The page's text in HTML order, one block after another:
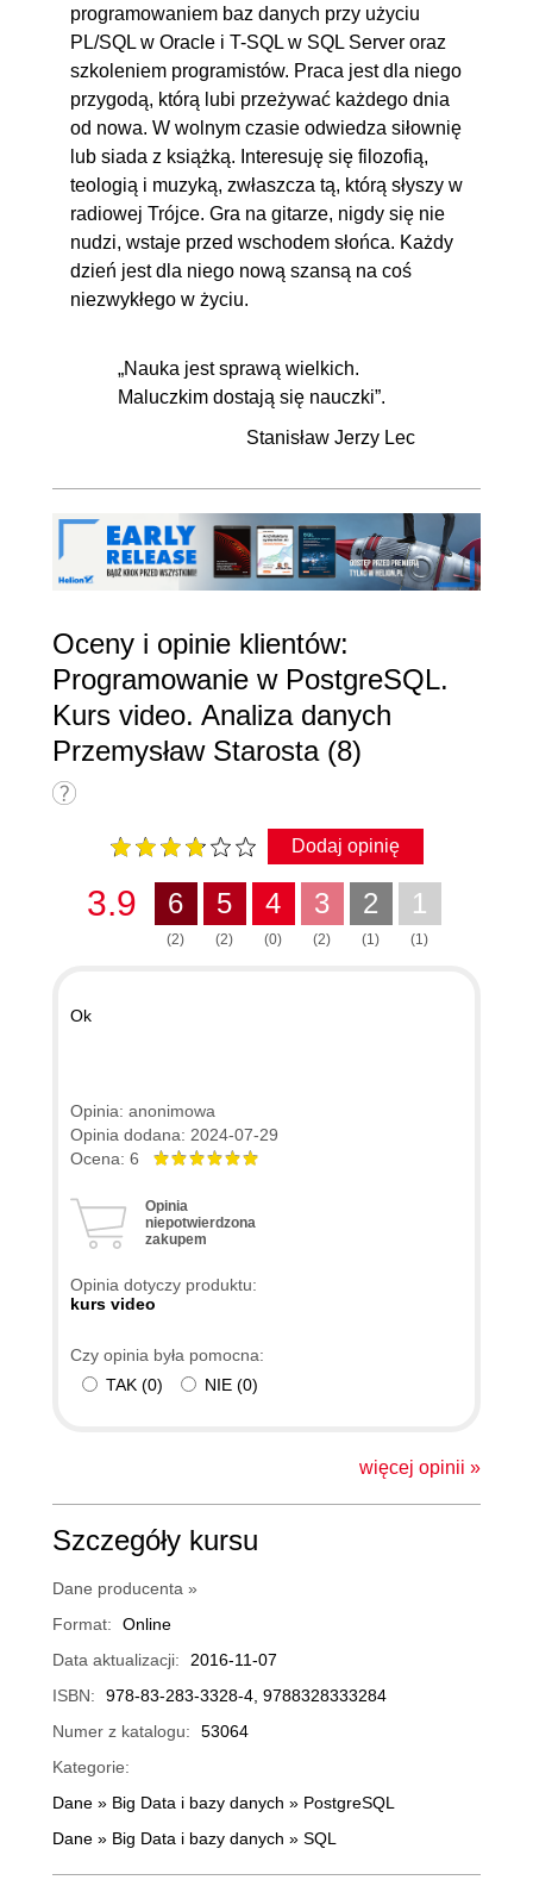
7.6. Podsumowanie kursu
00:05:32
programowaniem baz danych przy użyciu
PL/SQL w Oracle i T-SQL w SQL Server oraz
szkoleniem programistów. Praca jest dla niego
przygodą, którą lubi przeżywać każdego dnia
od nowa. W wolnym czasie odwiedza siłownię
lub siada z książką. Interesuję się filozofią,
teologią i muzyką, zwłaszcza tą, którą słyszy w
radiowej Trójce. Gra na gitarze, nigdy się nie
nudzi, wstaje przed wschodem słońca. Każdy
dzień jest dla niego nową szansą na coś
niezwykłego w życiu.
„Nauka jest sprawą wielkich.
Maluczkim dostają się nauczki”.
Stanisław Jerzy Lec
Oceny i opinie klientów:
Programowanie w PostgreSQL.
Kurs video. Analiza danych
Przemysław Starosta (8)
Dodaj opinię
3.9 6
(2)
5
(2)
4
(0)
3
(2)
2
(1)
1
(1)
Ok
Opinia: anonimowa
Opinia dodana: 2024-07-29
Ocena: 6
Opinia
niepotwierdzona
zakupem
Opinia dotyczy produktu:
kurs video
Czy opinia była pomocna:
TAK (0) NIE (0)
więcej opinii »
Szczegóły kursu
Dane producenta »
Format:
Online
Data aktualizacji:
2016-11-07
ISBN:
978-83-283-3328-4, 9788328333284
Numer z katalogu:
53064
Kategorie:
Dane » Big Data i bazy danych » PostgreSQL
Dane » Big Data i bazy danych » SQL